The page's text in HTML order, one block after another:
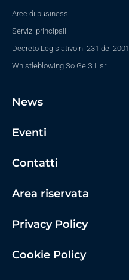
Aree di business
Servizi principali
Decreto Legislativo n. 231 del 2001
Whistleblowing So.Ge.S.I. srl
News
Eventi
Contatti
Area riservata
Privacy Policy
Cookie Policy